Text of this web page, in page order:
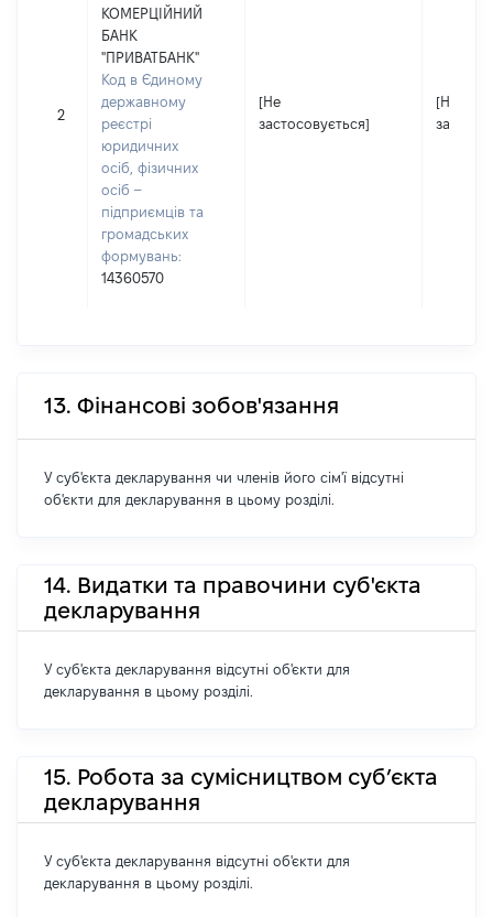
2
КОМЕРЦІЙНИЙ
БАНК
"ПРИВАТБАНК"
Код в Єдиному
державному
реєстрі
юридичних
осіб, фізичних
осіб –
підприємців та
громадських
формувань:
14360570
[Не
застосовується]
[Не
13. Фінансові зобов'язання
У суб'єкта декларування чи членів його сім'ї відсутні
об'єкти для декларування в цьому розділі.
14. Видатки та правочини суб'єкта
декларування
У суб'єкта декларування відсутні об'єкти для
декларування в цьому розділі.
15. Робота за сумісництвом суб’єкта
декларування
У суб'єкта декларування відсутні об'єкти для
декларування в цьому розділі.